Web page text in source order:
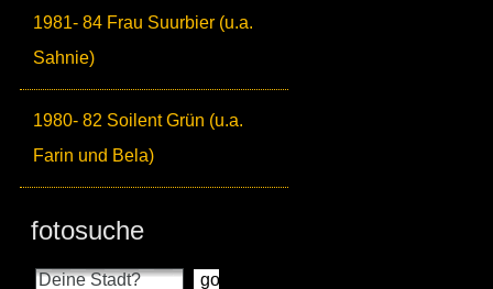
1981- 84 Frau Suurbier (u.a.
Sahnie)
1980- 82 Soilent Grün (u.a.
Farin und Bela)
fotosuche